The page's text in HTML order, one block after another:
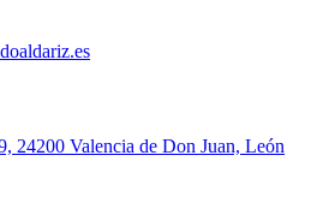
24200 Valencia de Don Juan, León